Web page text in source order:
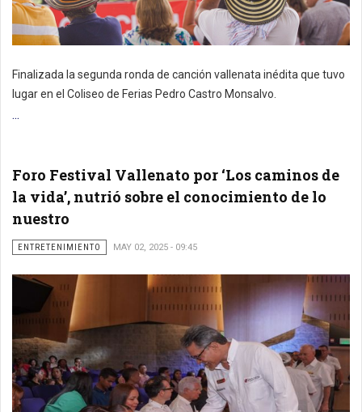
Finalizada la segunda ronda de canción vallenata inédita que tuvo
lugar en el Coliseo de Ferias Pedro Castro Monsalvo.
...
Foro Festival Vallenato por ‘Los caminos de
la vida’, nutrió sobre el conocimiento de lo
nuestro
ENTRETENIMIENTO MAY 02, 2025 - 09:45